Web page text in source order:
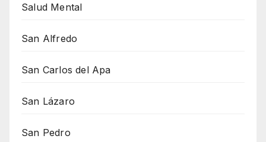
Salud Mental
San Alfredo
San Carlos del Apa
San Lázaro
San Pedro